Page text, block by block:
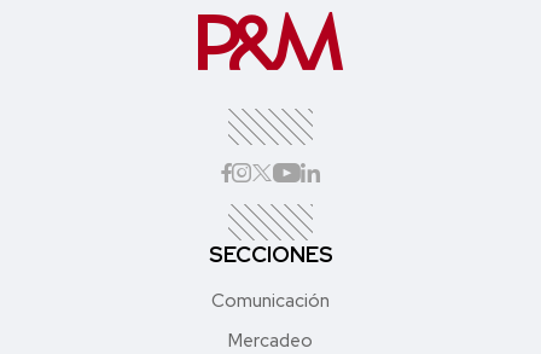
SECCIONES
Comunicación
Mercadeo